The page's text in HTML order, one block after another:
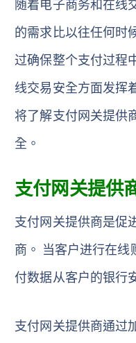
随着电子商务和在线
的需求比以往任何时
过确保整个支付过程
线交易安全方面发挥
将了解支付网关提供
全。
支付网关提供
支付网关提供商是促
商。 当客户进行在
付数据从客户的银行
支付网关提供商通过